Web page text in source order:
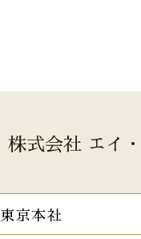
株式会社 エイ
東京本社